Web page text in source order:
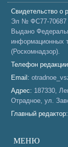
Свидетельство о
Эл № ФС77-70687
Выдано
информационных
(Роскомнадзор).
Телефон
Email:
Адрес: 187330,
Отрадное, ул.
Главный редактор:
МЕНЮ